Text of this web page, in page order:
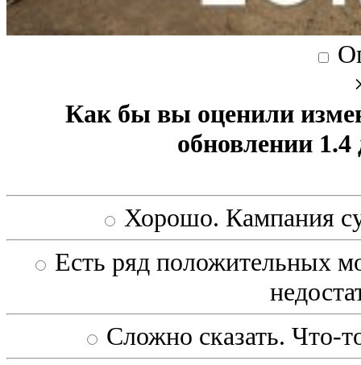
Как бы вы оценили
обновлении
Хорошо. Кампания
Есть ряд положительных
Сложно сказать. Что-